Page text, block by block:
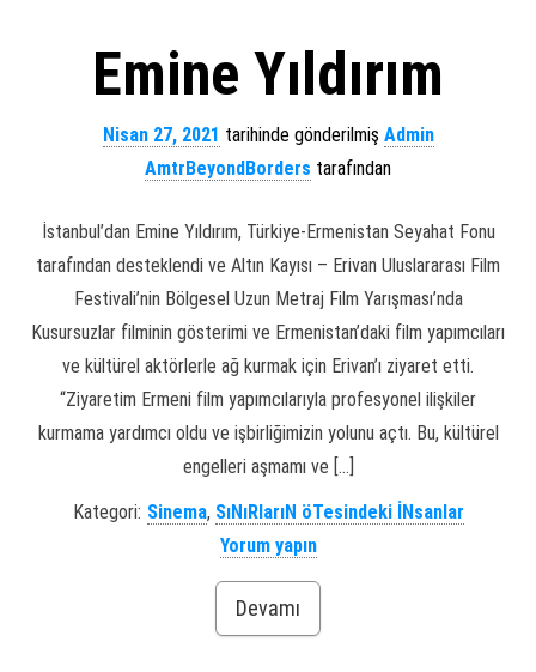
Emine Yıldırım
Nisan 27, 2021 tarihinde gönderilmiş Admin
AmtrBeyondBorders tarafından
İstanbul’dan Emine Yıldırım, Türkiye-Ermenistan Seyahat Fonu
tarafından desteklendi ve Altın Kayısı – Erivan Uluslararası Film
Festivali’nin Bölgesel Uzun Metraj Film Yarışması’nda
Kusursuzlar filminin gösterimi ve Ermenistan’daki film yapımcıları
ve kültürel aktörlerle ağ kurmak için Erivan’ı ziyaret etti.
“Ziyaretim Ermeni film yapımcılarıyla profesyonel ilişkiler
kurmama yardımcı oldu ve işbirliğimizin yolunu açtı. Bu, kültürel
engelleri aşmamı ve […]
Kategori: Sinema, SıNıRlarıN öTesindeki İNsanlar
Yorum yapın
Devamı